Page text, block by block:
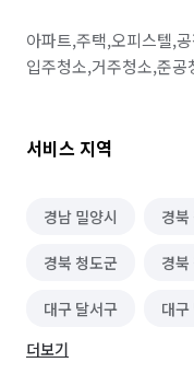
아파트,주택,오피스텔,
서비스 지역
경남 밀양시 경북
경북 청도군 경북
대구 달서구 대구
대구 북구
더보기